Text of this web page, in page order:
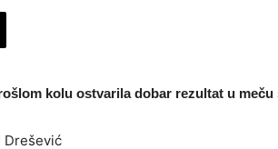
kolu ostvarila dobar rezultat u meču
Drešević